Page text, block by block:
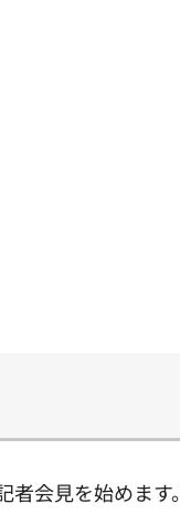
会見を始めます。